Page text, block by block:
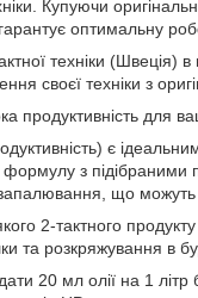
Купуючи
оптимальну
техніки (Швеція)
своєї техніки з
продуктивність для
є
формулу з
що можуть
2-тактного
та розкряжування в
20 мл олії на 1